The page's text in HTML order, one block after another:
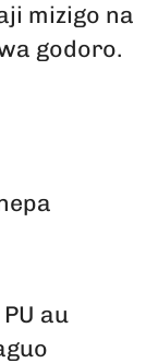
mizigo na
godoro.
au